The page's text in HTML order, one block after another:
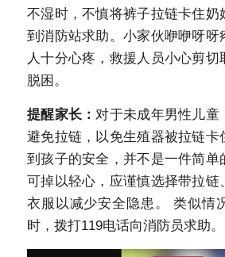
不湿时，不慎将裤子拉链卡住奶
到消防站求助。小家伙咿咿呀呀
人十分心疼，救援人员小心剪切
脱困。
提醒家长：对于未成年男性儿童
避免拉链，以免生殖器被拉链卡
到孩子的安全，并不是一件简单
可掉以轻心，应谨慎选择带拉链
衣服以减少安全隐患。 类似情
时，拨打119电话向消防员求助。